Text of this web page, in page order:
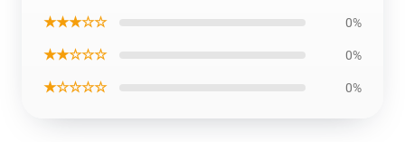
★★★☆☆ 0%
★★☆☆☆ 0%
★☆☆☆☆ 0%